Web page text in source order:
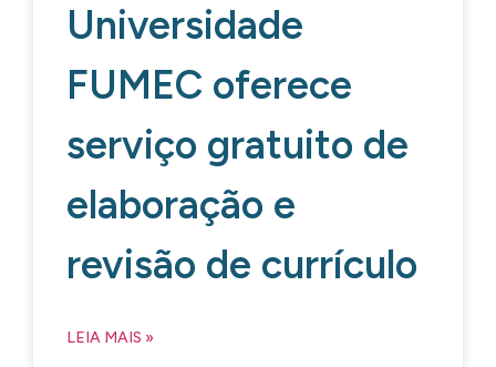
Universidade
FUMEC oferece
serviço gratuito de
elaboração e
revisão de currículo
LEIA MAIS »